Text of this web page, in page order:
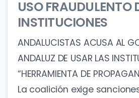
USO FRAUDULENTO
INSTITUCIONES
ANDALUCISTAS ACUSA AL
ANDALUZ DE USAR LAS
“HERRAMIENTA DE
La coalición exige